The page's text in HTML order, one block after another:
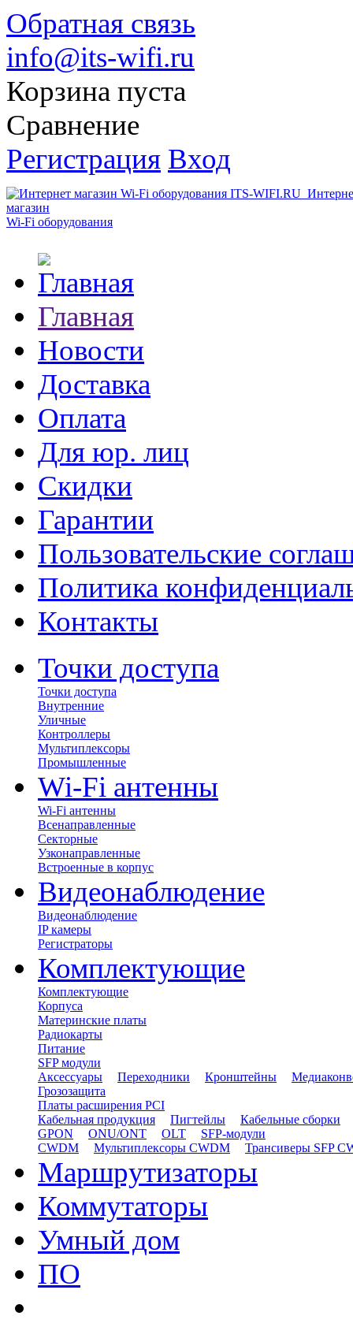
Обратная связь
info@its-wifi.ru
Корзина пуста
Сравнение
Регистрация Вход
магазин
Wi-Fi оборудования
Главная
Новости
Доставка
Оплата
Для юр. лиц
Скидки
Гарантии
Пользовательские
Политика
Контакты
Точки доступа
Точки доступа
Внутренние
Уличные
Контроллеры
Мультиплексоры
Промышленные
Wi-Fi антенны
Wi-Fi антенны
Всенаправленные
Секторные
Узконаправленные
Встроенные в корпус
Видеонаблюдение
Видеонаблюдение
IP камеры
Регистраторы
Комплектующие
Комплектующие
Корпуса
Материнские платы
Радиокарты
Питание
SFP модули
Аксессуары
Переходники Кронштейны
Грозозащита
Платы расширения PCI
Кабельная продукция
Пигтейлы
Кабельные сборки
GPON
ONU/ONT OLT
SFP-модули
CWDM
Мультиплексоры CWDM Трансиверы SFP
Маршрутизаторы
Коммутаторы
Умный дом
ПО